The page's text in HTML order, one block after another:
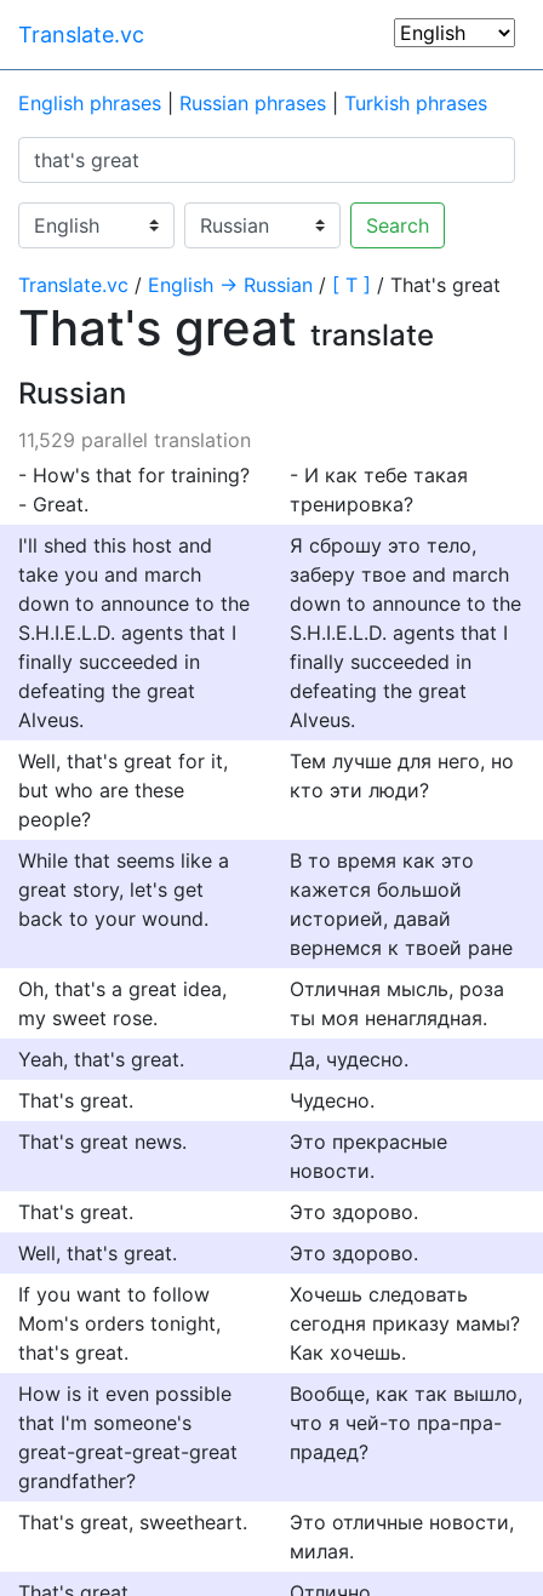
Translate.vc
English phrases Russian phrases Turkish phrases
Search
Translate.vc / English → Russian / [ T ] / That's great
That's great translate
Russian
11,529 parallel translation
- How's that for training?
- Great.
- И как тебе такая
тренировка?
I'll shed this host and
take you and march
down to announce to the
S.H.I.E.L.D. agents that I
finally succeeded in
defeating the great
Alveus.
Я сброшу это тело,
заберу твое and march
down to announce to the
S.H.I.E.L.D. agents that I
finally succeeded in
defeating the great
Alveus.
Well, that's great for it,
but who are these
people?
Тем лучше для него, но
кто эти люди?
While that seems like a
great story, let's get
back to your wound.
В то время как это
кажется большой
историей, давай
вернемся к твоей ране
Oh, that's a great idea,
my sweet rose.
Отличная мысль, роза
ты моя ненаглядная.
Yeah, that's great.
Да, чудесно.
That's great.
Чудесно.
That's great news.
Это прекрасные
новости.
That's great.
Это здорово.
Well, that's great.
Это здорово.
If you want to follow
Mom's orders tonight,
that's great.
Хочешь следовать
сегодня приказу мамы?
Как хочешь.
How is it even possible
that I'm someone's
great-great-great-great
grandfather?
Вообще, как так вышло,
что я чей-то пра-пра-
прадед?
That's great, sweetheart.
Это отличные новости,
милая.